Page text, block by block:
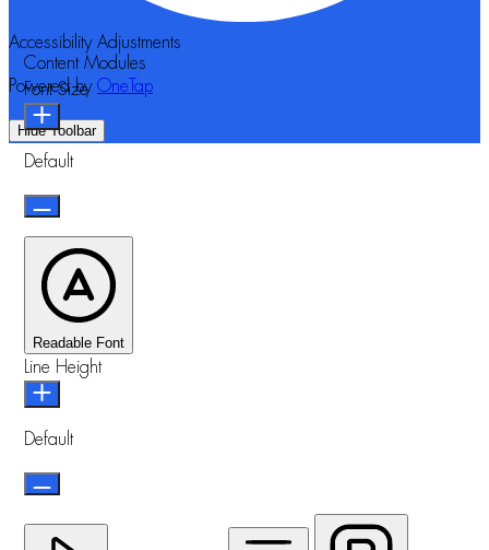
Accessibility Adjustments
Powered by OneTap
Hide Toolbar
Content Modules
Font Size
Default
Readable Font
Line Height
Default